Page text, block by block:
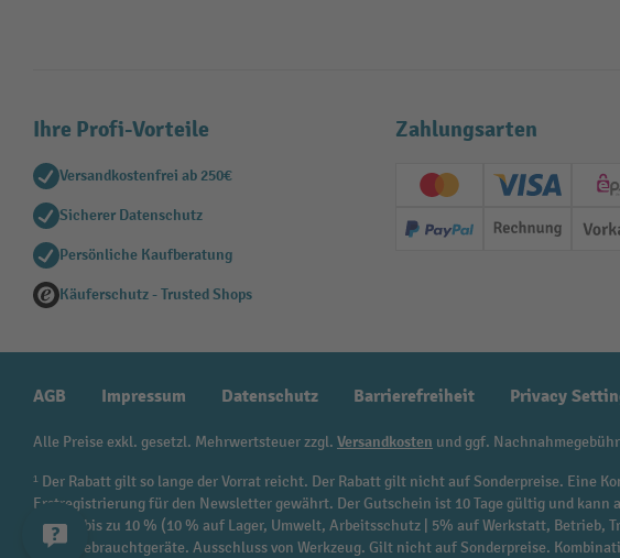
Ihre Profi-Vorteile
Versandkostenfrei ab 250€
Sicherer Datenschutz
Persönliche Kaufberatung
Käuferschutz - Trusted Shops
Zahlungsarten
Creditcard (Master)
Creditcard
PayPal Rechnung
AGB Impressum Datenschutz Barrierefreiheit Privacy
Alle Preise exkl. gesetzl. Mehrwertsteuer zzgl. Versandkosten und ggf.
¹ Der Rabatt gilt so lange der Vorrat reicht. Der Rabatt gilt nicht auf Sonderpreise. Eine
Erstregistrierung für den Newsletter gewährt. Der Gutschein ist 10 Tage gültig und
beträgt bis zu 10 % (10 % auf Lager, Umwelt, Arbeitsschutz | 5% auf Werkstatt,
sowie Gebrauchtgeräte. Ausschluss von Werkzeug. Gilt nicht auf Sonderpreise.